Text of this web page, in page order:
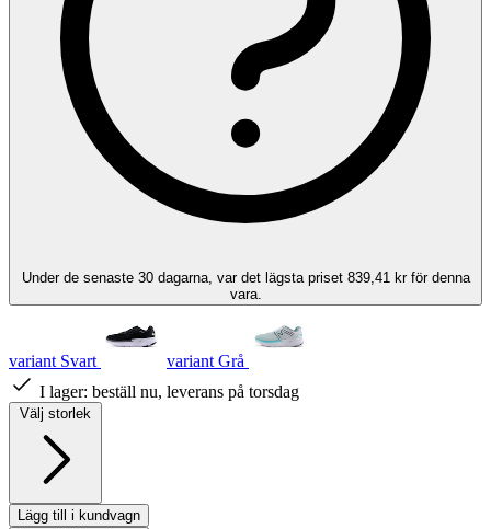
Under de senaste 30 dagarna, var det lägsta priset 839,41 kr för denna
vara.
variant Svart
variant Grå
I lager: beställ nu, leverans på torsdag
Välj storlek
Lägg till i kundvagn